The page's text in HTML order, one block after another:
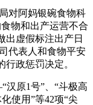
对阿妈银碗食物科
物和出产运营不合
出虚假标注出产日
代表人和食物平安
行政惩罚决定。
原1号”、“斗极高
使用”等42项“尖